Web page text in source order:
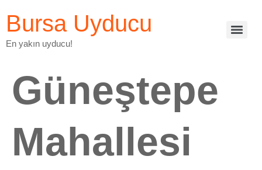
Bursa Uyducu
En yakın uyducu!
Güneştepe
Mahallesi